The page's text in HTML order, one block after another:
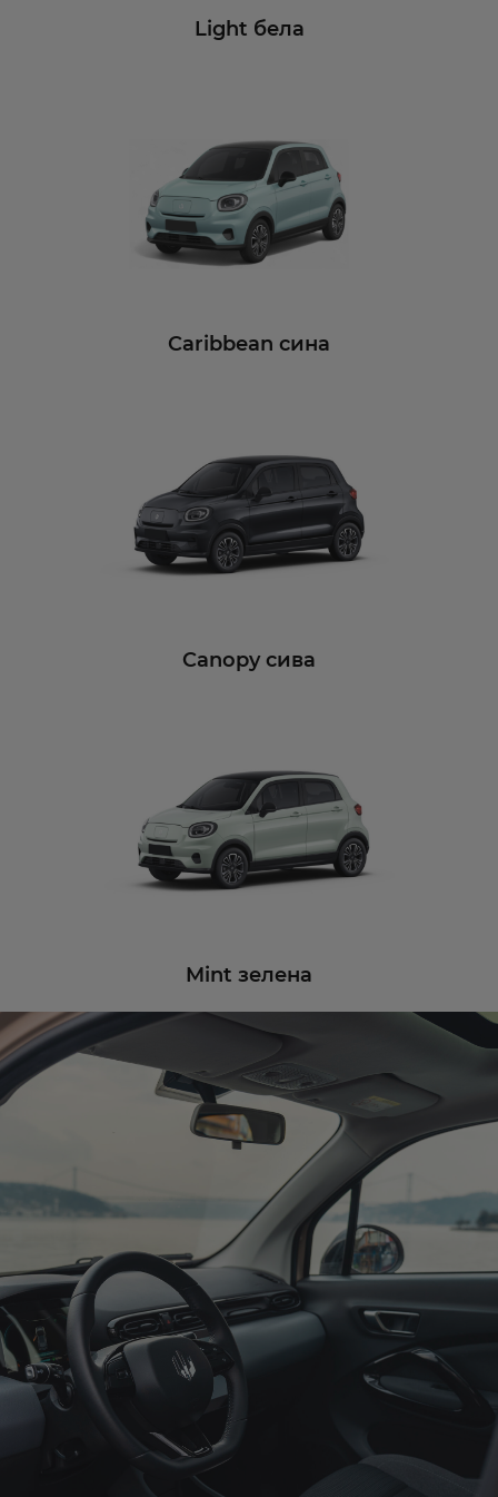
Light бела
Caribbean сина
Canopy сива
Mint зелена